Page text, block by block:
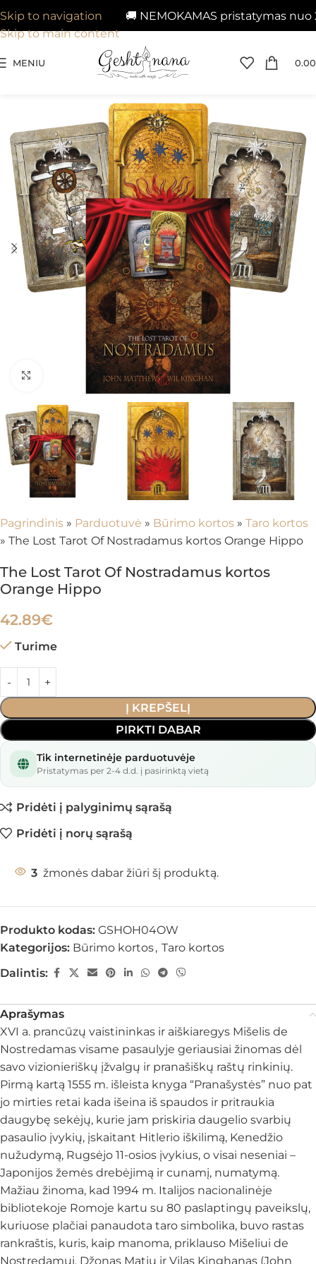
🚚 NEMOKAMAS pristatymas nuo
Skip to navigation
Skip to main content
MENIU 0.00
Spustelėkite, kad padidintumėte
Pagrindinis » Parduotuvė » Būrimo kortos » Taro kortos
» The Lost Tarot Of Nostradamus kortos Orange Hippo
The Lost Tarot Of Nostradamus kortos
Orange Hippo
42.89€
Turime
Į KREPŠELĮ
PIRKTI DABAR
Tik internetinėje parduotuvėje
Pristatymas per 2-4 d.d. į pasirinktą vietą
Pridėti į palyginimų sąrašą
Pridėti į norų sąrašą
3 žmonės dabar žiūri šį produktą.
Produkto kodas: GSHOH04OW
Kategorijos: Būrimo kortos, Taro kortos
Dalintis:
Aprašymas
XVI a. prancūzų vaistininkas ir aiškiaregys Mišelis de
Nostredamas visame pasaulyje geriausiai žinomas dėl
savo vizionieriškų įžvalgų ir pranašiškų raštų rinkinių.
Pirmą kartą 1555 m. išleista knyga “Pranašystės” nuo pat
jo mirties retai kada išeina iš spaudos ir pritraukia
daugybę sekėjų, kurie jam priskiria daugelio svarbių
pasaulio įvykių, įskaitant Hitlerio iškilimą, Kenedžio
nužudymą, Rugsėjo 11-osios įvykius, o visai neseniai –
Japonijos žemės drebėjimą ir cunamį, numatymą.
Mažiau žinoma, kad 1994 m. Italijos nacionalinėje
bibliotekoje Romoje kartu su 80 paslaptingų paveikslų,
kuriuose plačiai panaudota taro simbolika, buvo rastas
rankraštis, kuris, kaip manoma, priklauso Mišeliui de
Nostredamui. Džonas Matju ir Vilas Kinghanas (John